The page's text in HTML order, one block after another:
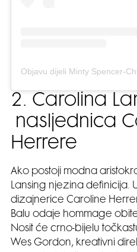
2. Carolina
nasljednica
Herrere
Ako postoji modna
Lansing njezina definicija.
dizajnerice Caroline
Balu odaje hommage
Nosit će crno-bijelu
Wes Gordon, kreativni